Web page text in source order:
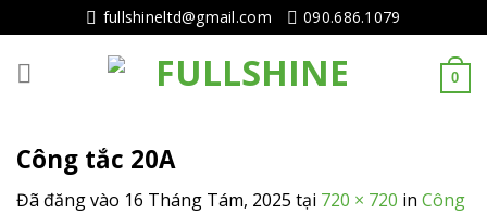
tục
tới
fullshineltd@gmail.com 090.686.1079
0
Công tắc 20A
Đã đăng vào 16 Tháng Tám, 2025 tại 720 × 720 in Công